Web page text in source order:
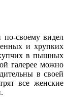
своему видел
и хрупких
купчих в пышных
галерее можно
в своей
все женские